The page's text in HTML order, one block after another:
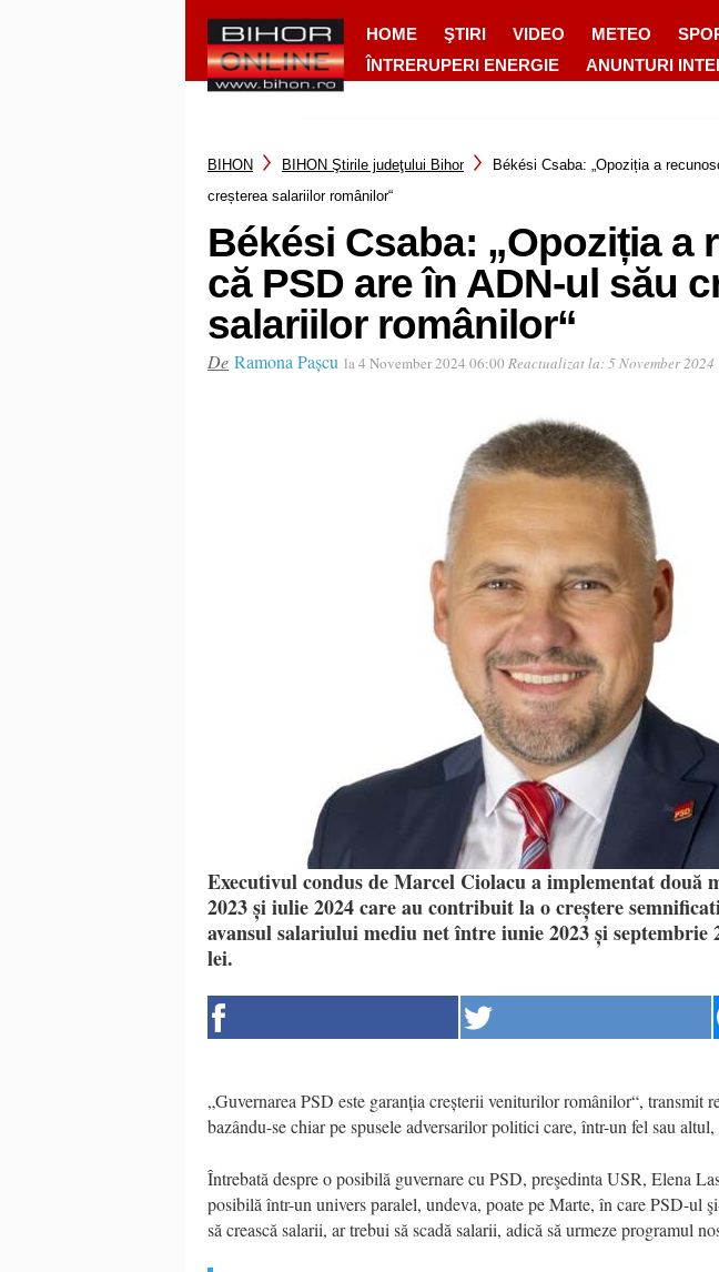
HOME ŞTIRI VIDEO METEO
ÎNTRERUPERI ENERGIE
ANUNTURI
BIHON BIHON Ştirile judeţului Bihor
Békési Csaba: „Opoziția a
creșterea salariilor românilor“
Békési Csaba: „Opoziția a
că PSD are în ADN-ul său
salariilor românilor“
De Ramona Pașcu la 4 November 2024 06:00 Reactualizat la:5 November
Executivul condus de Marcel Ciolacu a implementat două
2023 și iulie 2024 care au contribuit la o creștere
avansul salariului mediu net între iunie 2023 și septembrie
lei.
„Guvernarea PSD este garanția creșterii veniturilor românilor“, transmit
bazându-se chiar pe spusele adversarilor politici care, într-un fel sau
Întrebată despre o posibilă guvernare cu PSD, preşedinta USR, Elena
posibilă într-un univers paralel, undeva, poate pe Marte, în care PSD-ul
să crească salarii, ar trebui să scadă salarii, adică să urmeze programul